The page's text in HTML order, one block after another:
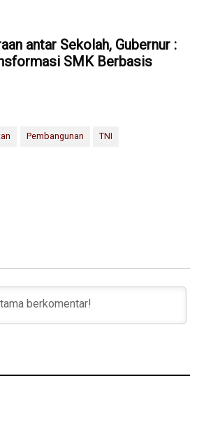
antar Sekolah, Gubernur :
SMK Berbasis
Pembangunan TNI